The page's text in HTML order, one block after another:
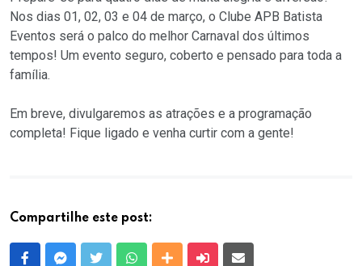
Nos dias 01, 02, 03 e 04 de março, o Clube APB Batista
Eventos será o palco do melhor Carnaval dos últimos
tempos! Um evento seguro, coberto e pensado para toda a
família.
Em breve, divulgaremos as atrações e a programação
completa! Fique ligado e venha curtir com a gente!
Compartilhe este post:
FacebookMessenger
Twitter WhatsappOutras MídiasEnviar para um amigo